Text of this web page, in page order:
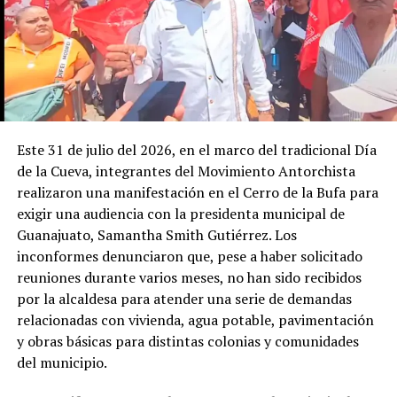
Este 31 de julio del 2026, en el marco del tradicional Día
de la Cueva, integrantes del Movimiento Antorchista
realizaron una manifestación en el Cerro de la Bufa para
exigir una audiencia con la presidenta municipal de
Guanajuato, Samantha Smith Gutiérrez. Los
inconformes denunciaron que, pese a haber solicitado
reuniones durante varios meses, no han sido recibidos
por la alcaldesa para atender una serie de demandas
relacionadas con vivienda, agua potable, pavimentación
y obras básicas para distintas colonias y comunidades
del municipio.